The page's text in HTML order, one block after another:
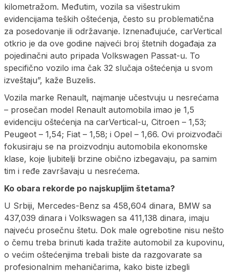
kilometražom. Međutim, vozila sa višestrukim
evidencijama teških oštećenja, često su problematična
za posedovanje ili održavanje. Iznenađujuće, carVertical
otkrio je da ove godine najveći broj štetnih događaja za
pojedinačni auto pripada Volkswagen Passat-u. To
specifično vozilo ima čak 32 slučaja oštećenja u svom
izveštaju”, kaže Buzelis.
Vozila marke Renault, najmanje učestvuju u nesrećama
– prosečan model Renault automobila imao je 1,5
evidenciju oštećenja na carVertical-u, Citroen – 1,53;
Peugeot – 1,54; Fiat – 1,58; i Opel – 1,66. Ovi proizvođači
fokusiraju se na proizvodnju automobila ekonomske
klase, koje ljubitelji brzine obično izbegavaju, pa samim
tim i ređe završavaju u nesrećema.
Ko obara rekorde po najskupljim štetama?
U Srbiji, Mercedes-Benz sa 458,604 dinara, BMW sa
437,039 dinara i Volkswagen sa 411,138 dinara, imaju
najveću prosečnu štetu. Dok male ogrebotine nisu nešto
o čemu treba brinuti kada tražite automobil za kupovinu,
o većim oštećenjima trebali biste da razgovarate sa
profesionalnim mehaničarima, kako biste izbegli